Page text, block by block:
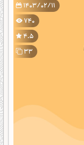
1403/02/11
740
4.5
33